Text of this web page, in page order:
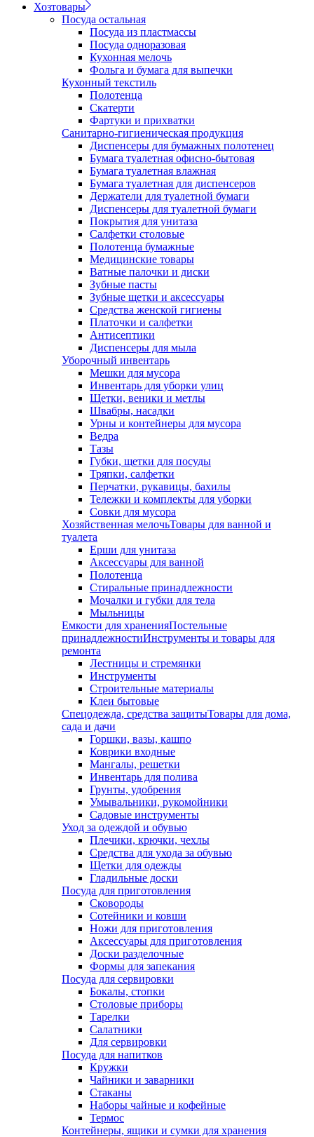
Хозтовары
Посуда остальная
Посуда из пластмассы
Посуда одноразовая
Кухонная мелочь
Фольга и бумага для выпечки
Кухонный текстиль
Полотенца
Скатерти
Фартуки и прихватки
Санитарно-гигиеническая продукция
Диспенсеры для бумажных полотенец
Бумага туалетная офисно-бытовая
Бумага туалетная влажная
Бумага туалетная для диспенсеров
Держатели для туалетной бумаги
Диспенсеры для туалетной бумаги
Покрытия для унитаза
Салфетки столовые
Полотенца бумажные
Медицинские товары
Ватные палочки и диски
Зубные пасты
Зубные щетки и аксессуары
Средства женской гигиены
Платочки и салфетки
Антисептики
Диспенсеры для мыла
Уборочный инвентарь
Мешки для мусора
Инвентарь для уборки улиц
Щетки, веники и метлы
Швабры, насадки
Урны и контейнеры для мусора
Ведра
Тазы
Губки, щетки для посуды
Тряпки, салфетки
Перчатки, рукавицы, бахилы
Тележки и комплекты для уборки
Совки для мусора
Хозяйственная мелочьТовары для ванной и
туалета
Ерши для унитаза
Аксессуары для ванной
Полотенца
Стиральные принадлежности
Мочалки и губки для тела
Мыльницы
Емкости для храненияПостельные
принадлежностиИнструменты и товары для
ремонта
Лестницы и стремянки
Инструменты
Строительные материалы
Клеи бытовые
Спецодежда, средства защитыТовары для дома,
сада и дачи
Горшки, вазы, кашпо
Коврики входные
Мангалы, решетки
Инвентарь для полива
Грунты, удобрения
Умывальники, рукомойники
Садовые инструменты
Уход за одеждой и обувью
Плечики, крючки, чехлы
Средства для ухода за обувью
Щетки для одежды
Гладильные доски
Посуда для приготовления
Сковороды
Сотейники и ковши
Ножи для приготовления
Аксессуары для приготовления
Доски разделочные
Формы для запекания
Посуда для сервировки
Бокалы, стопки
Столовые приборы
Тарелки
Салатники
Для сервировки
Посуда для напитков
Кружки
Чайники и заварники
Стаканы
Наборы чайные и кофейные
Термос
Контейнеры, ящики и сумки для хранения